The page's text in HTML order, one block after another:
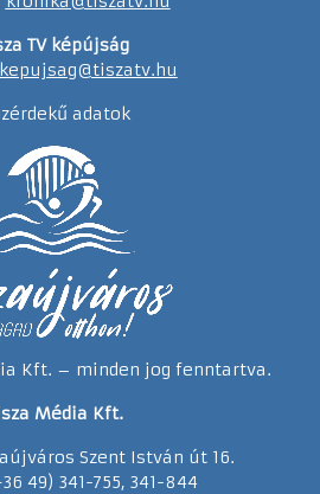
TV képújság
kepujsag@tiszatv.hu
adatok
Kft. – minden jog fenntartva.
Média Kft.
Szent István út 16.
49) 341-755, 341-844